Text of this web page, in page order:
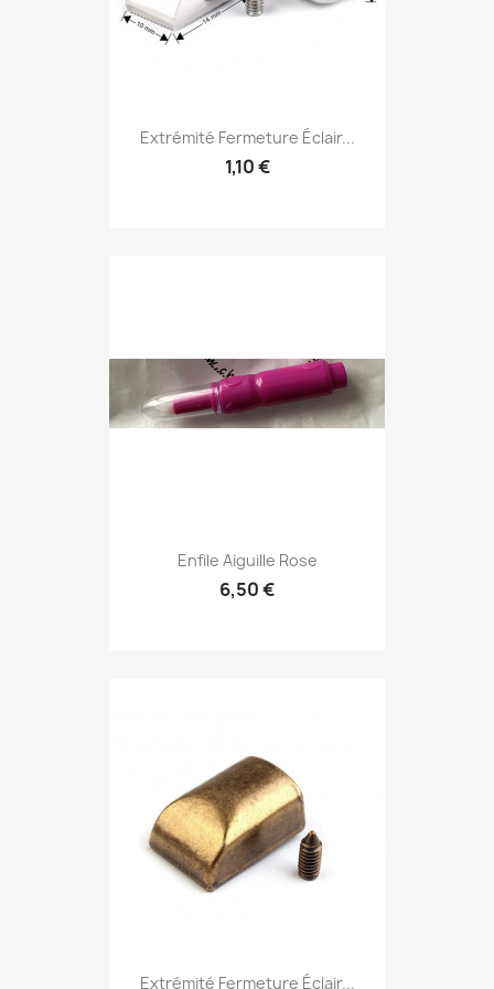
Extrémité Fermeture Éclair...
1,10 €
Enfile Aiguille Rose
6,50 €
Extrémité Fermeture Éclair...